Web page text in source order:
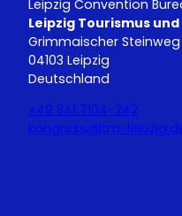
Leipzig Convention
Leipzig Tourismus
Grimmaischer Steinweg
04103 Leipzig
Deutschland
+49 341 7104-242
kongress@ltm-